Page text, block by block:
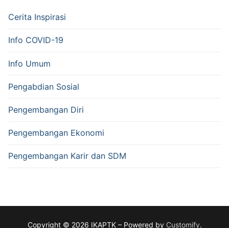
Cerita Inspirasi
Info COVID-19
Info Umum
Pengabdian Sosial
Pengembangan Diri
Pengembangan Ekonomi
Pengembangan Karir dan SDM
Copyright © 2026 IKAPTK – Powered by Customify.